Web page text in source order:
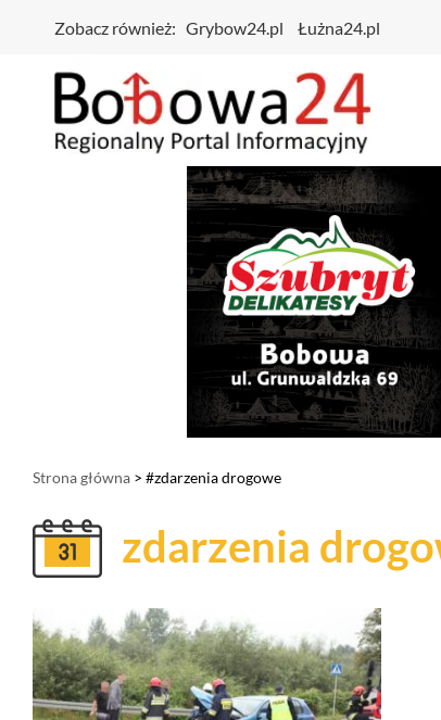
Zobacz również: Grybow24.pl Łużna24.pl
Strona główna > #zdarzenia drogowe
zdarzenia